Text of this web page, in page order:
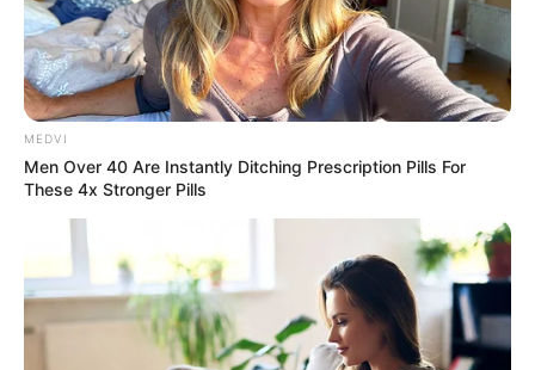
PLP 185 continua travado na Câmara dos
Deputados por erro em seu texto.
ACS e ACE: celetista, estatutário ou
no seu bolso e na sua carreira.
MEDVI
Men Over 40 Are Instantly Ditching Prescription Pills For
These 4x Stronger Pills